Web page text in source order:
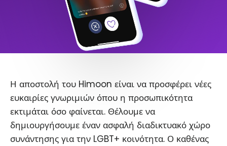
Η αποστολή του Himoon είναι να προσφέρει νέες
ευκαιρίες γνωριμιών όπου η προσωπικότητα
εκτιμάται όσο φαίνεται. Θέλουμε να
δημιουργήσουμε έναν ασφαλή διαδικτυακό χώρο
συνάντησης για την LGBT+ κοινότητα. Ο καθένας